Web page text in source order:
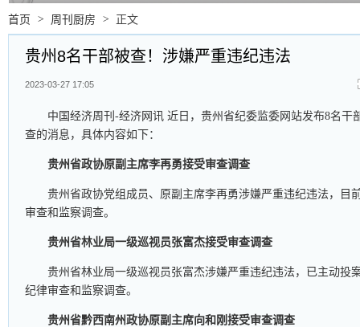
首页 > 周刊厨房 > 正文
贵州8名干部被查！涉嫌严重违纪违法
2023-03-27 17:05
中国经济周刊-经济网讯 近日，贵州省纪委监委网站发布8名干
查的消息，具体内容如下：
贵州省政协原副主席李再勇接受审查调查
贵州省政协党组成员、原副主席李再勇涉嫌严重违纪违法，目
审查和监察调查。
贵州省林业局一级巡视员张富杰接受审查调查
贵州省林业局一级巡视员张富杰涉嫌严重违纪违法，已主动投
纪律审查和监察调查。
贵州省黔西南州政协原副主席向和刚接受审查调查